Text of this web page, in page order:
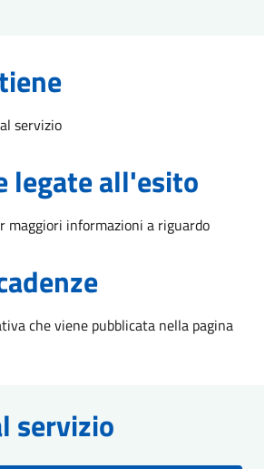
servizio
legate all'esito
maggiori informazioni a riguardo
che viene pubblicata nella pagina
servizio